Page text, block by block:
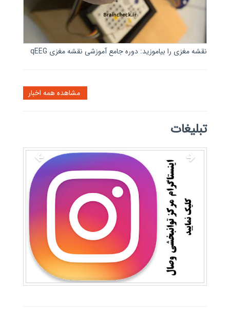
نقشه مغزی را بیاموزید: دوره جامع آموزشی نقشه مغزی qEEG
تبلیغات